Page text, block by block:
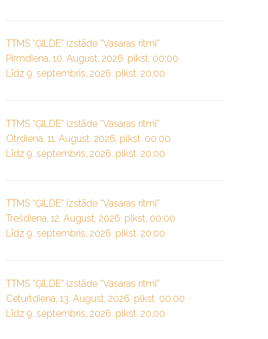
TTMS “ĢILDE” izstāde “Vasaras ritmi”
Pirmdiena, 10. August, 2026. plkst. 00:00
Līdz 9. septembris, 2026. plkst. 20:00
TTMS “ĢILDE” izstāde “Vasaras ritmi”
Otrdiena, 11. August, 2026. plkst. 00:00
Līdz 9. septembris, 2026. plkst. 20:00
TTMS “ĢILDE” izstāde “Vasaras ritmi”
Trešdiena, 12. August, 2026. plkst. 00:00
Līdz 9. septembris, 2026. plkst. 20:00
TTMS “ĢILDE” izstāde “Vasaras ritmi”
Ceturtdiena, 13. August, 2026. plkst. 00:00
Līdz 9. septembris, 2026. plkst. 20:00